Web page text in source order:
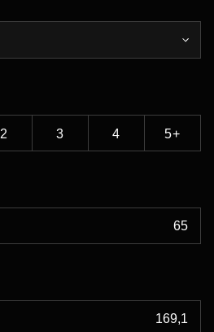
2 3 4 5+